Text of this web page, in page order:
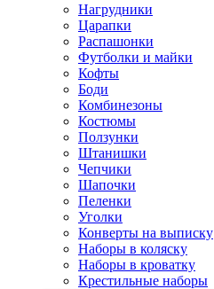
Нагрудники
Царапки
Распашонки
Футболки и майки
Кофты
Боди
Комбинезоны
Костюмы
Ползунки
Штанишки
Чепчики
Шапочки
Пеленки
Уголки
Конверты на выписку
Наборы в коляску
Наборы в кроватку
Крестильные наборы